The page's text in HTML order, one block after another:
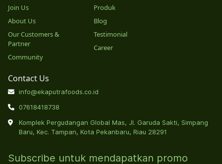
Join Us
About Us
Our Customers &
Partner
Community
Produk
Blog
Testimonial
Career
Contact Us
info@ekaputrafoods.co.id
07618418738
Komplek Pergudangan Global Mas, Jl. Garuda Sakti, Simpang
Baru, Kec. Tampan, Kota Pekanbaru, Riau 28291
Subscribe untuk mendapatkan promo